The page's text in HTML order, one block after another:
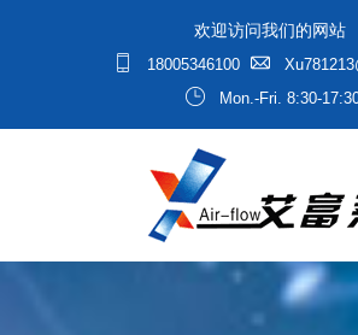
欢迎访问我们的网站
18005346100
Mon.-Fri. 8:30-